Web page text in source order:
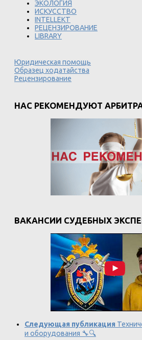
ЭКОЛОГИЯ
ИСКУССТВО
INTELLEKT
РЕЦЕНЗИРОВАНИЕ
LIBRARY
Юридическая помощь
Образец ходатайства
Рецензирование
НАС РЕКОМЕНДУЮТ
ВАКАНСИИ СУДЕБНЫХ
Следующая публикация
и оборудования 🔧🔍